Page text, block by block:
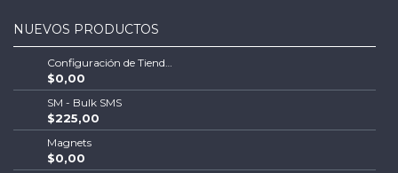
NUEVOS PRODUCTOS
$0,00
SM - Bulk SMS
$225,00
Magnets
$0,00